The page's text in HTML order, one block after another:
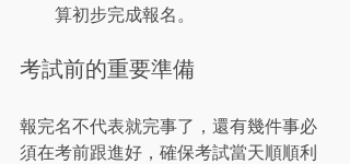
算初步完成報名。
考試前的重要準備
報完名不代表就完事了，還有幾件事必
須在考前跟進好，確保考試當天順順利